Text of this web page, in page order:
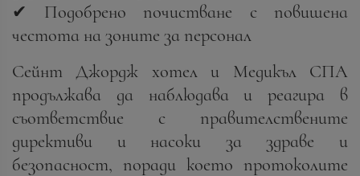
✔ Подобрено почистване с повишена
честота на зоните за персонал
Сейнт Джордж хотел и Медикъл СПА
продължава да наблюдава и реагира в
съответствие с правителствените
директиви и насоки за здраве и
безопасност, поради което протоколите